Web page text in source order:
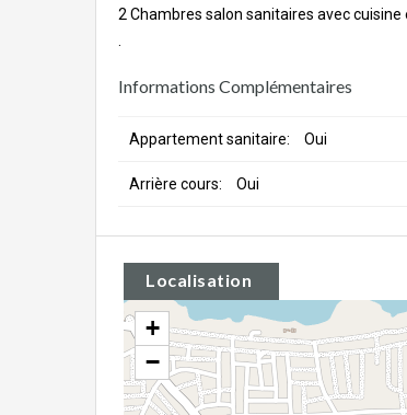
2 Chambres salon sanitaires avec cuisine
.
Informations Complémentaires
Appartement sanitaire: Oui
Arrière cours: Oui
Localisation
+
−